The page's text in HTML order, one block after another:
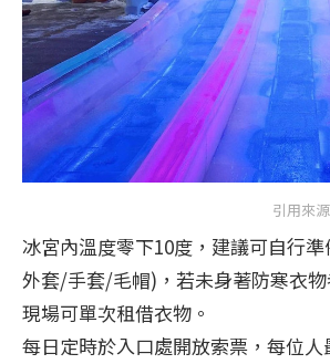
引用來源
冰宮內溫度零下10度，建議可自行
外套/手套/毛帽)，若未身著防寒衣物
現場可單次租借衣物。
每日定時於入口處開放索票，每位